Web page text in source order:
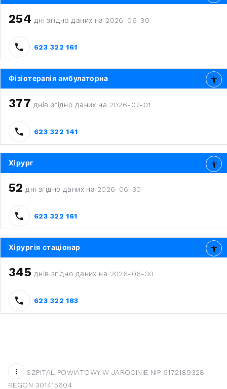
254 дні згідно даних на 2026-06-30
623 322 161
Фізіотерапія амбулаторна
377 днів згідно даних на 2026-07-01
623 322 141
Хірург
52 дні згідно даних на 2026-06-30
623 322 161
Хірургія стаціонар
345 днів згідно даних на 2026-06-30
623 322 183
SZPITAL POWIATOWY W JAROCINIE NIP 6172189328
REGON 301415604